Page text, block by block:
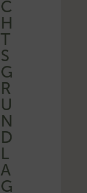
C
H
T
S
G
R
U
N
D
L
A
G